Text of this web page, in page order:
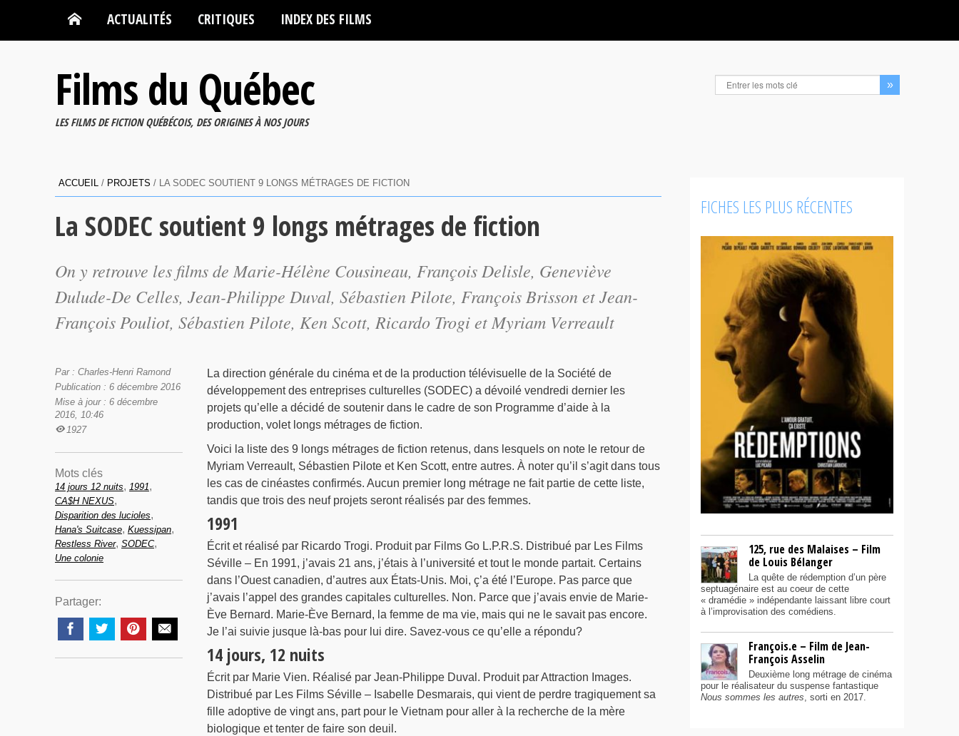
ACTUALITÉS CRITIQUES INDEX DES FILMS
Films du Québec
LES FILMS DE FICTION QUÉBÉCOIS, DES ORIGINES À NOS JOURS
ACCUEIL / PROJETS / LA SODEC SOUTIENT 9 LONGS MÉTRAGES DE FICTION
La SODEC soutient 9 longs métrages de fiction
On y retrouve les films de Marie-Hélène Cousineau, François Delisle, Geneviève
Dulude-De Celles, Jean-Philippe Duval, Sébastien Pilote, François Brisson et Jean-
François Pouliot, Sébastien Pilote, Ken Scott, Ricardo Trogi et Myriam Verreault
La direction générale du cinéma et de la production télévisuelle de la Société de
développement des entreprises culturelles (SODEC) a dévoilé vendredi dernier les
projets qu’elle a décidé de soutenir dans le cadre de son Programme d’aide à la
production, volet longs métrages de fiction.
Voici la liste des 9 longs métrages de fiction retenus, dans lesquels on note le retour de
Myriam Verreault, Sébastien Pilote et Ken Scott, entre autres. À noter qu’il s’agit dans tous
les cas de cinéastes confirmés. Aucun premier long métrage ne fait partie de cette liste,
tandis que trois des neuf projets seront réalisés par des femmes.
1991
Écrit et réalisé par Ricardo Trogi. Produit par Films Go L.P.R.S. Distribué par Les Films
Séville – En 1991, j’avais 21 ans, j’étais à l’université et tout le monde partait. Certains
dans l’Ouest canadien, d’autres aux États-Unis. Moi, ç’a été l’Europe. Pas parce que
j’avais l’appel des grandes capitales culturelles. Non. Parce que j’avais envie de Marie-
Ève Bernard. Marie-Ève Bernard, la femme de ma vie, mais qui ne le savait pas encore.
Je l’ai suivie jusque là-bas pour lui dire. Savez-vous ce qu’elle a répondu?
14 jours, 12 nuits
Écrit par Marie Vien. Réalisé par Jean-Philippe Duval. Produit par Attraction Images.
Distribué par Les Films Séville – Isabelle Desmarais, qui vient de perdre tragiquement sa
fille adoptive de vingt ans, part pour le Vietnam pour aller à la recherche de la mère
biologique et tenter de faire son deuil.
Par : Charles-Henri Ramond
Publication : 6 décembre 2016
Mise à jour : 6 décembre
2016, 10:46
1927
Mots clés
14 jours 12 nuits, 1991,
CA$H NEXUS,
Disparition des lucioles,
Hana's Suitcase, Kuessipan,
Restless River, SODEC,
Une colonie
Partager:
FICHES LES PLUS RÉCENTES
125, rue des Malaises – Film
de Louis Bélanger
La quête de rédemption d’un père
septuagénaire est au coeur de cette
« dramédie » indépendante laissant libre court
à l’improvisation des comédiens.
François.e – Film de Jean-
François Asselin
Deuxième long métrage de cinéma
pour le réalisateur du suspense fantastique
Nous sommes les autres, sorti en 2017.